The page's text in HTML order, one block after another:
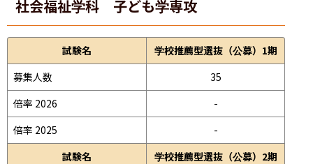
社会福祉学科 子ども学専攻
試験名
学校推薦型選抜（公募）1期
募集人数
35
倍率 2026
-
倍率 2025
-
試験名
学校推薦型選抜（公募）2期